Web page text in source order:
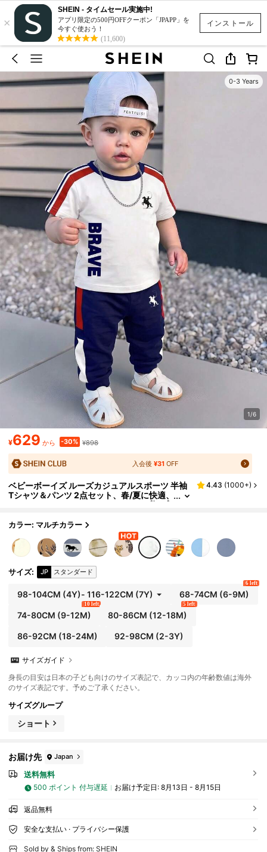
インストール
×
SHEIN - タイムセール実施中!
アプリ限定の500円OFFクーポン「JPAPP」を
今すぐ使おう！
(11,600)
0-3 Years
1/6
¥629 から -30% ¥898
入会後¥31 OFF
ベビーボーイズ ルーズカジュアルスポーツ 半袖
Tシャツ＆パンツ 2点セット、春/夏に快適、
クラシックジェントルマン ストライプ柄プ
校再開の衣装
4.43 (1000+)
カラー: マルチカラー
サイズ: JP スタンダード
98-104CM (4Y)- 116-122CM (7Y) 68-74CM (6-9M)
6 left
74-80CM (9-12M)
10 left
80-86CM (12-18M)
5 left
86-92CM (18-24M) 92-98CM (2-3Y)
サイズガイド
身長の目安は日本の子ども向けのサイズ表記で、カッコ内の年齢数値は海外
のサイズ表記です。予めご了承ください。
サイズグループ
ショート
お届け先 Japan
送料無料
500 ポイント 付与遅延 お届け予定日: 8月13日 - 8月15日
返品無料
安全な支払い · プライバシー保護
Sold by & Ships from: SHEIN